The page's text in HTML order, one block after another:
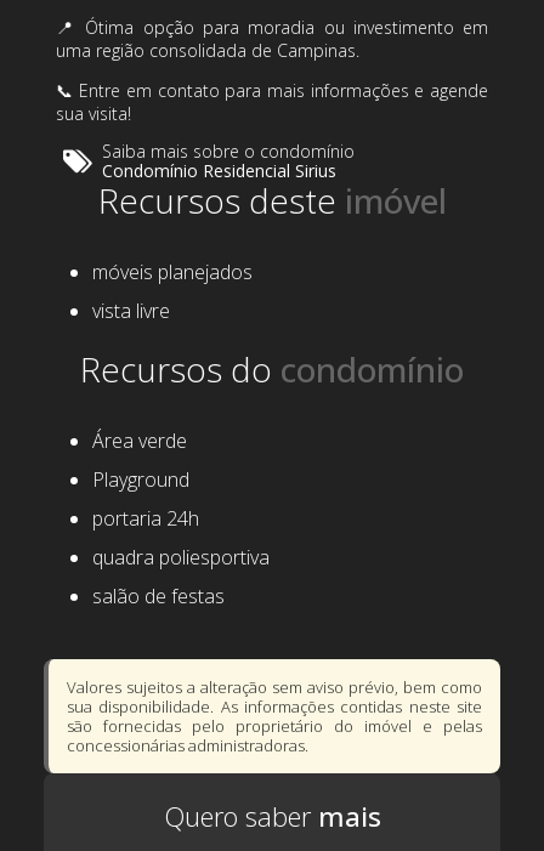
📍 Ótima opção para moradia ou investimento em
uma região consolidada de Campinas.
📞 Entre em contato para mais informações e agende
sua visita!
Saiba mais sobre o condomínio
Condomínio Residencial Sirius
Recursos deste
móveis planejados
vista livre
Recursos do
Área verde
Playground
portaria 24h
quadra poliesportiva
salão de festas
Valores sujeitos a alteração sem aviso prévio, bem como
sua disponibilidade. As informações contidas neste site
são fornecidas pelo proprietário do imóvel e pelas
concessionárias administradoras.
Quero saber